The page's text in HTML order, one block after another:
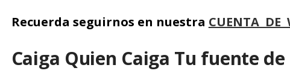
Recuerda seguirnos en nuestra CUENTA DE
Caiga Quien Caiga Tu fuente de